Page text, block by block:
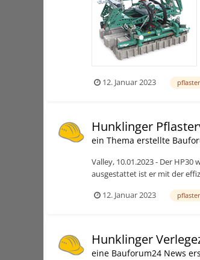
12. Januar 2023 pflaster
Hunklinger
ein Thema erstellte
Valley, 10.01.2023 - Der
ausgestattet ist er mit der
12. Januar 2023
pflaster
Hunklinger
eine Bauforum24 News